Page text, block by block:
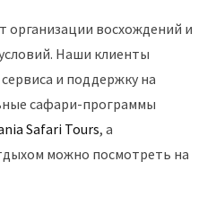
восхождений и
Наши клиенты
и поддержку на
сафари-программы
Safari Tours, а
можно посмотреть на